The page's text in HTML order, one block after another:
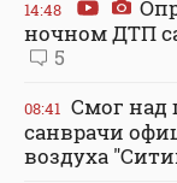
14:48
ночном ДТП
5
08:41 Смог над
санврачи
воздуха